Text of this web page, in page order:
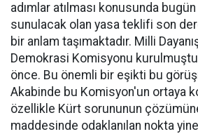
adımlar atılması konusunda
sunulacak olan yasa teklifi son
bir anlam taşımaktadır. Milli
Demokrasi Komisyonu
önce. Bu önemli bir eşikti bu
Akabinde bu Komisyon'un ortaya
özellikle Kürt sorununun
maddesinde odaklanılan nokta